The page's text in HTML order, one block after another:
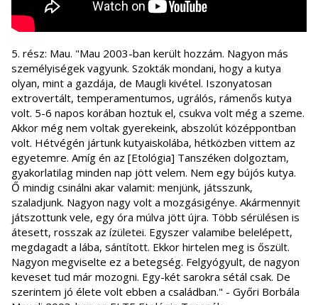
5. rész: Mau. "Mau 2003-ban került hozzám. Nagyon más
személyiségek vagyunk. Szokták mondani, hogy a kutya
olyan, mint a gazdája, de Maugli kivétel. Iszonyatosan
extrovertált, temperamentumos, ugrálós, rámenős kutya
volt. 5-6 napos korában hoztuk el, csukva volt még a szeme.
Akkor még nem voltak gyerekeink, abszolút középpontban
volt. Hétvégén jártunk kutyaiskolába, hétközben vittem az
egyetemre. Amíg én az [Etológia] Tanszéken dolgoztam,
gyakorlatilag minden nap jött velem. Nem egy bújós kutya.
Ő mindig csinálni akar valamit: menjünk, játsszunk,
szaladjunk. Nagyon nagy volt a mozgásigénye. Akármennyit
játszottunk vele, egy óra múlva jött újra. Több sérülésen is
átesett, rosszak az ízületei. Egyszer valamibe belelépett,
megdagadt a lába, sántított. Ekkor hirtelen meg is őszült.
Nagyon megviselte ez a betegség. Felgyógyult, de nagyon
keveset tud már mozogni. Egy-két sarokra sétál csak. De
szerintem jó élete volt ebben a családban." - Győri Borbála